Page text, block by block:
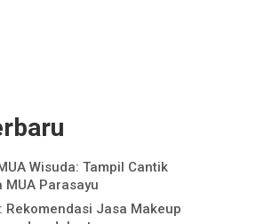
Wisuda: Tampil Cantik
Parasayu
Rekomendasi Jasa Makeup